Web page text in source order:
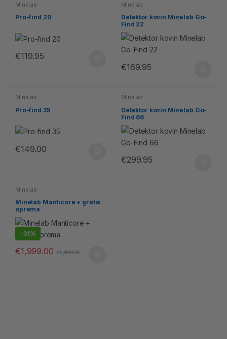
Minelab
Pro-find 20
€119.95
Minelab
Detektor kovin Minelab Go-
Find 22
€169.95
Minelab
Pro-find 35
€149.00
Minelab
Detektor kovin Minelab Go-
Find 66
€299.95
Minelab
Minelab Manticore + gratis
oprema
-31%
€1,999.00 €2,899.00